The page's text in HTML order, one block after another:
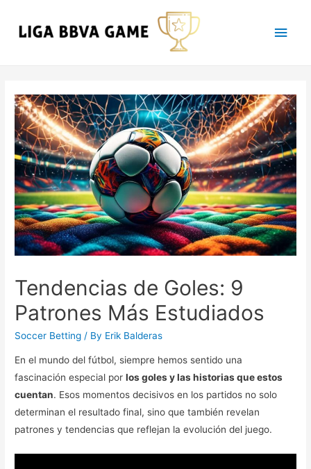
Main
Tendencias de Goles: 9
Patrones Más Estudiados
Soccer Betting / By Erik Balderas
En el mundo del fútbol, siempre hemos sentido una
fascinación especial porlos goles y las historias que estos
cuentan. Esos momentos decisivos en los partidos no solo
determinan el resultado final, sino que también revelan
patrones y tendencias que reflejan la evolución del juego.